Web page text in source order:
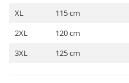
XL
115 cm
2XL
120 cm
3XL
125 cm